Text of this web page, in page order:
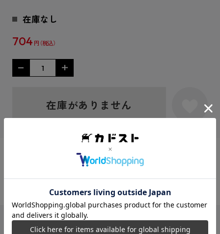
在庫なし
704 円
在庫がありません
シェアする：
ISBNコード
9784041037379